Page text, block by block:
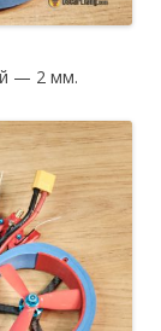
— 2 мм.